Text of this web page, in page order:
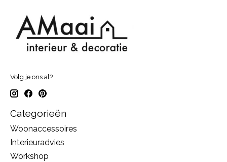
Volg je ons al?
Categorieën
Woonaccessoires
Interieuradvies
Workshop